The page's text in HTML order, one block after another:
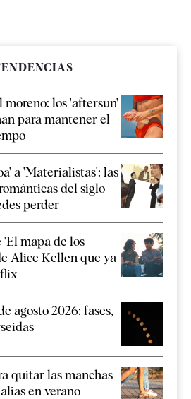
moreno: los 'aftersun'
para mantener el
a 'Materialistas': las
del siglo
perder
mapa de los
Alice Kellen que ya
agosto 2026: fases,
quitar las manchas
en verano